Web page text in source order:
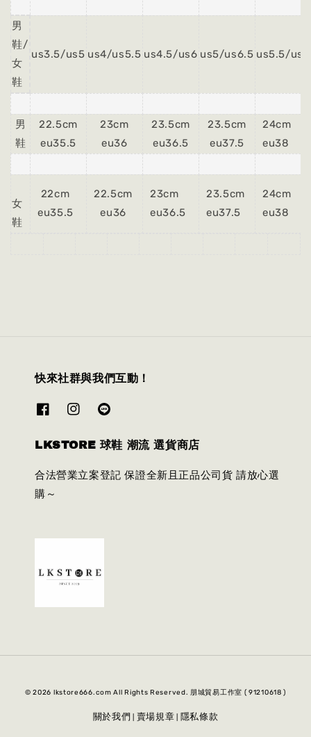
男
鞋/
女
鞋
us3.5/us5 us4/us5.5 us4.5/us6 us5/us6.5 us5.5/us7
男
鞋
22.5cm
eu35.5
23cm
eu36
23.5cm
eu36.5
23.5cm
eu37.5
24cm
eu38
女
鞋
22cm
eu35.5
22.5cm
eu36
23cm
eu36.5
23.5cm
eu37.5
24cm
eu38
快來社群與我們互動！
LKSTORE 球鞋 潮流 選貨商店
合法營業立案登記 保證全新且正品公司貨 請放心選
購～
© 2026 lkstore666.com All Rights Reserved. 朋城貿易工作室 ( 91210618 )
關於我們 賣場規章 隱私條款